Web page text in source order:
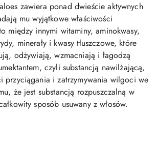
zawiera ponad dwieście aktywnych
mu wyjątkowe właściwości
między innymi witaminy, aminokwasy,
minerały i kwasy tłuszczowe, które
odżywiają, wzmacniają i łagodzą
czyli substancją nawilżającą,
przyciągania i zatrzymywania wilgoci we
że jest substancją rozpuszczalną w
sposób usuwany z włosów.